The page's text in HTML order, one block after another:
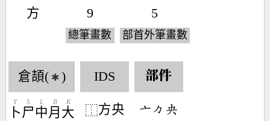
方 9
總筆畫數
5
部首外筆畫數
倉頡( ✱ )
卜
Y
尸
S
中
L
月
B
大
K
IDS
⿰方央
部件
󶁂󶀼󶄳